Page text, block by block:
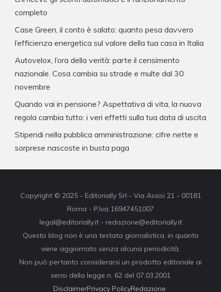
completo
Case Green, il conto è salato: quanto pesa davvero
l’efficienza energetica sul valore della tua casa in Italia
Autovelox, l’ora della verità: parte il censimento
nazionale. Cosa cambia su strade e multe dal 30
novembre
Quando vai in pensione? Aspettativa di vita, la nuova
regola cambia tutto: i veri effetti sulla tua data di uscita
Stipendi nella pubblica amministrazione: cifre nette e
sorprese nascoste in busta paga
Copyright © 2025 - Editorially Srl - Via Assisi 21 - 00181
Roma - P.Iva 16947451007
legal@editorially.it - redazione@editorially.it
Questo blog non è una testata giornalistica, in quanto
viene aggiornato senza alcuna periodicità.
Non può pertanto considerarsi un prodotto editoriale ai
sensi della legge n. 62 del 07.03.2001
DisclaimerPrivacy PolicyRedazione